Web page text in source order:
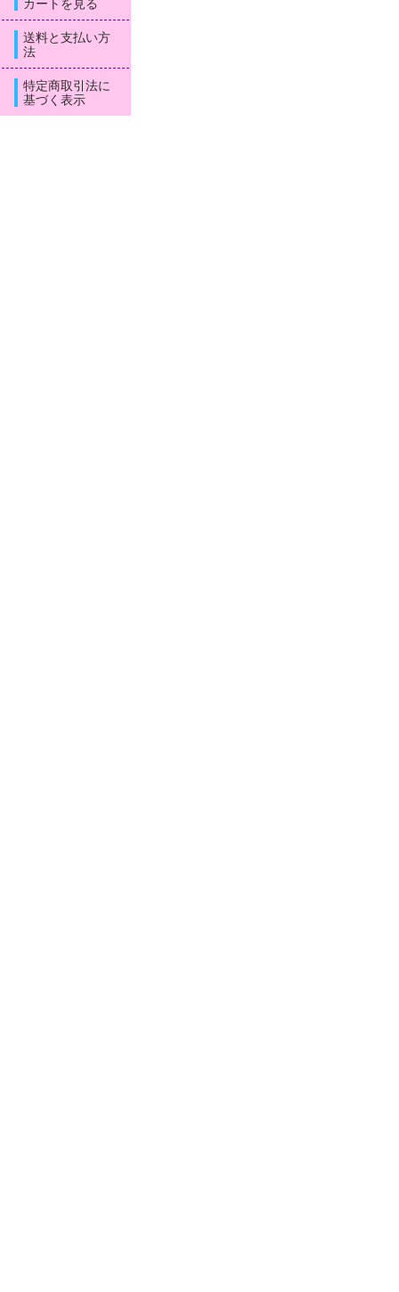
カートを見る
送料と支払い方
法
特定商取引法に
基づく表示